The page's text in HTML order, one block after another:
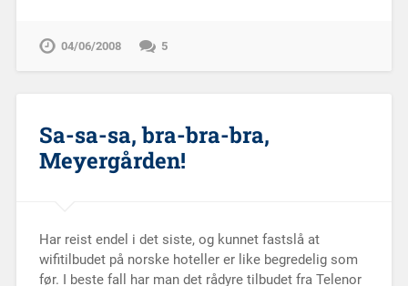
04/06/2008 5
Sa-sa-sa, bra-bra-bra,
Meyergården!
Har reist endel i det siste, og kunnet fastslå at
wifitilbudet på norske hoteller er like begredelig som
før. I beste fall har man det rådyre tilbudet fra Telenor